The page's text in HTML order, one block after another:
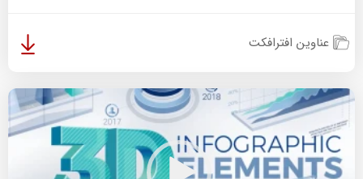
عناوین افترافکت